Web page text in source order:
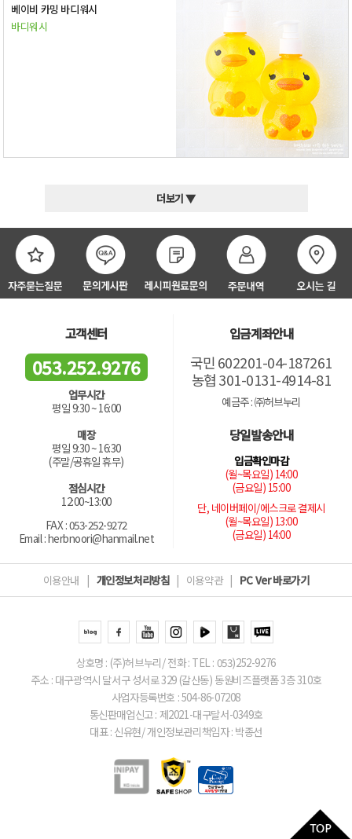
베이비 카밍 바디워시
바디워시
더보기 ▼
고객센터
053.252.9276
업무시간
평일 9:30 ~ 16:00
매장
평일 9:30 ~ 16:30
(주말/공휴일 휴무)
점심시간
12:00~13:00
FAX : 053-252-9272
Email : herbnoori@hanmail.net
입금계좌안내
국민 602201-04-187261
농협 301-0131-4914-81
예금주 : ㈜허브누리
당일발송안내
입금확인마감
(월~목요일) 14:00
(금요일) 15:00
단, 네이버페이/에스크로 결제시
(월~목요일) 13:00
(금요일) 14:00
이용안내 | 개인정보처리방침 | 이용약관 | PC Ver 바로가기
상호명 : (주)허브누리/ 전화 : TEL : 053)252-9276
주소 : 대구광역시 달서구 성서로 329 (갈산동) 동원비즈플랫폼 3층 310호
사업자등록번호 : 504-86-07208
통신판매업신고 : 제2021-대구달서-0349호
대표 : 신유현/ 개인정보관리책임자 : 박종선